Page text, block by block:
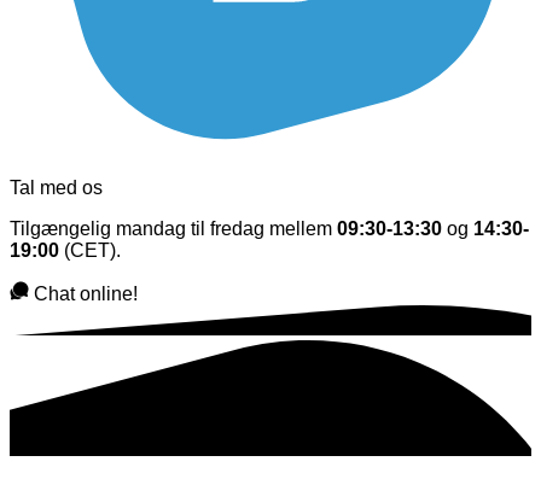
Tal med os
Tilgængelig mandag til fredag mellem 09:30-13:30 og 14:30-
19:00 (CET).
Chat online!